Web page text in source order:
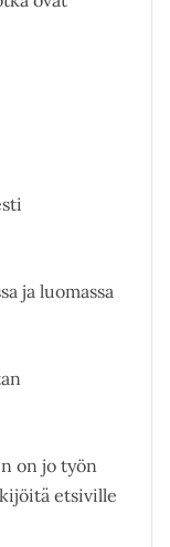
ja luomassa
on jo työn
etsiville